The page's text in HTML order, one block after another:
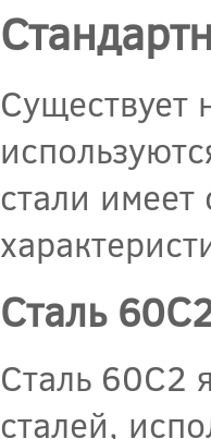
Существует
стали
Сталь
Сталь 60C2
сталей,